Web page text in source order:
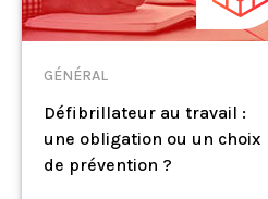
GÉNÉRAL
Défibrillateur au travail :
une obligation ou un choix
de prévention ?